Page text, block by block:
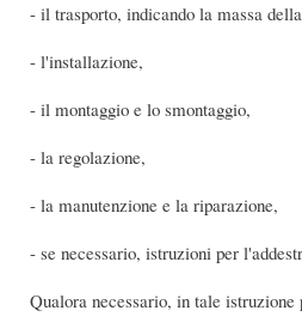
- il trasporto, indicando la massa
- l'installazione,
- il montaggio e lo smontaggio,
- la regolazione,
- la manutenzione e la riparazione,
- se necessario, istruzioni per
Qualora necessario, in tale